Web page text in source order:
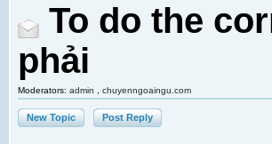
To do the
phải
Moderators: admin chuyenngoaingu.com
New Topic Post Reply